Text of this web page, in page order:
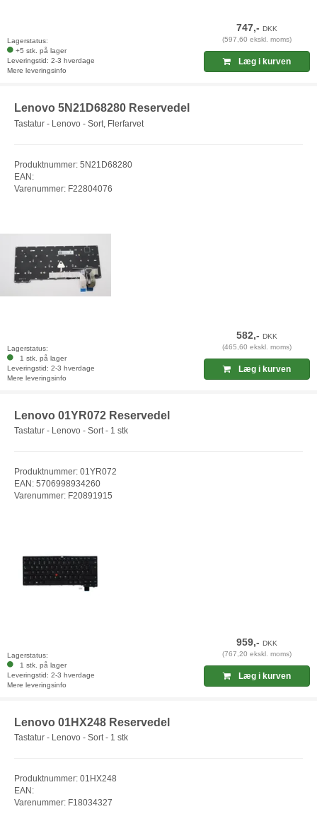
Lagerstatus:
+5 stk. på lager
Leveringstid: 2-3 hverdage
Mere leveringsinfo
747,-DKK
(597,60 ekskl. moms)
Læg i kurven
Lenovo 5N21D68280 Reservedel
Tastatur - Lenovo - Sort, Flerfarvet
Produktnummer: 5N21D68280
EAN:
Varenummer: F22804076
Lagerstatus:
1 stk. på lager
Leveringstid: 2-3 hverdage
Mere leveringsinfo
582,-DKK
(465,60 ekskl. moms)
Læg i kurven
Lenovo 01YR072 Reservedel
Tastatur - Lenovo - Sort - 1 stk
Produktnummer: 01YR072
EAN: 5706998934260
Varenummer: F20891915
Lagerstatus:
1 stk. på lager
Leveringstid: 2-3 hverdage
Mere leveringsinfo
959,-DKK
(767,20 ekskl. moms)
Læg i kurven
Lenovo 01HX248 Reservedel
Tastatur - Lenovo - Sort - 1 stk
Produktnummer: 01HX248
EAN:
Varenummer: F18034327